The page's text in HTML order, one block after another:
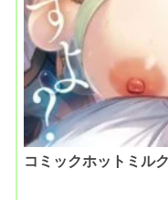
コミックホットミル